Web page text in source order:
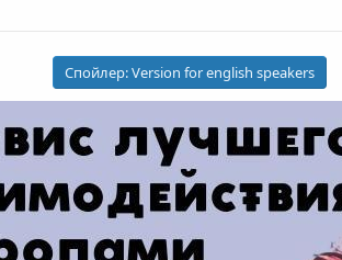
Спойлер:Version for english speakers